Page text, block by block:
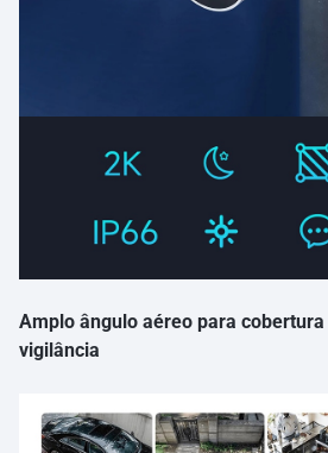
Amplo ângulo aéreo para
vigilância